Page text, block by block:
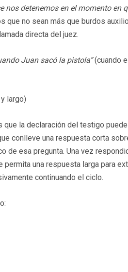
nos detenemos en el momento en
que no sean más que burdos
directa del juez.
Juan sacó la pistola”(cuando
largo)
que la declaración del testigo
conlleve una respuesta corta
de esa pregunta. Una vez
permita una respuesta larga para
continuando el ciclo.